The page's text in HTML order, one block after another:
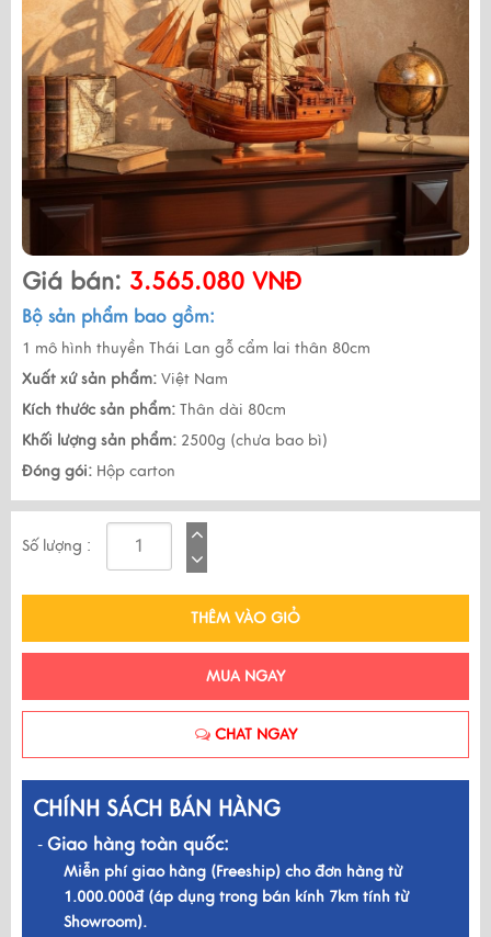
Giá bán: 3.565.080 VNĐ
Bộ sản phẩm bao gồm:
1 mô hình thuyền Thái Lan gỗ cẩm lai thân 80cm
Xuất xứ sản phẩm: Việt Nam
Kích thước sản phẩm: Thân dài 80cm
Khối lượng sản phẩm: 2500g (chưa bao bì)
Đóng gói: Hộp carton
Số lượng :
THÊM VÀO GIỎ
MUA NGAY
CHAT NGAY
CHÍNH SÁCH BÁN HÀNG
- Giao hàng toàn quốc:
Miễn phí giao hàng (Freeship) cho đơn hàng từ
1.000.000đ (áp dụng trong bán kính 7km tính từ
Showroom).